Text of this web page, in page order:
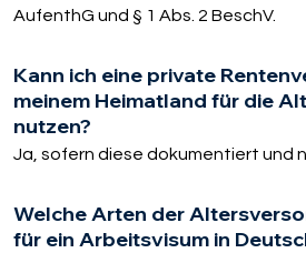
AufenthG und § 1 Abs. 2 BeschV.
Kann ich eine private
meinem Heimatland für die
nutzen?
Ja, sofern diese dokumentiert und
Welche Arten der
für ein Arbeitsvisum in